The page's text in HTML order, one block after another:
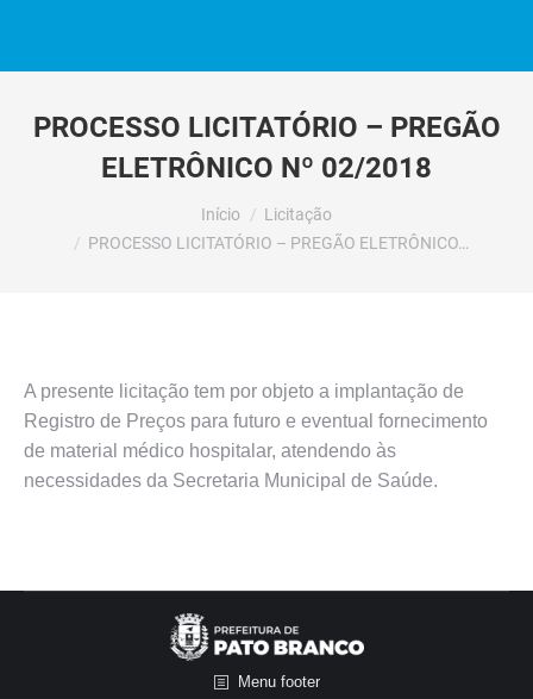
PROCESSO LICITATÓRIO – PREGÃO
ELETRÔNICO Nº 02/2018
Início
Licitação
PROCESSO LICITATÓRIO – PREGÃO ELETRÔNICO…
A presente licitação tem por objeto a implantação de
Registro de Preços para futuro e eventual fornecimento
de material médico hospitalar, atendendo às
necessidades da Secretaria Municipal de Saúde.
Menu footer